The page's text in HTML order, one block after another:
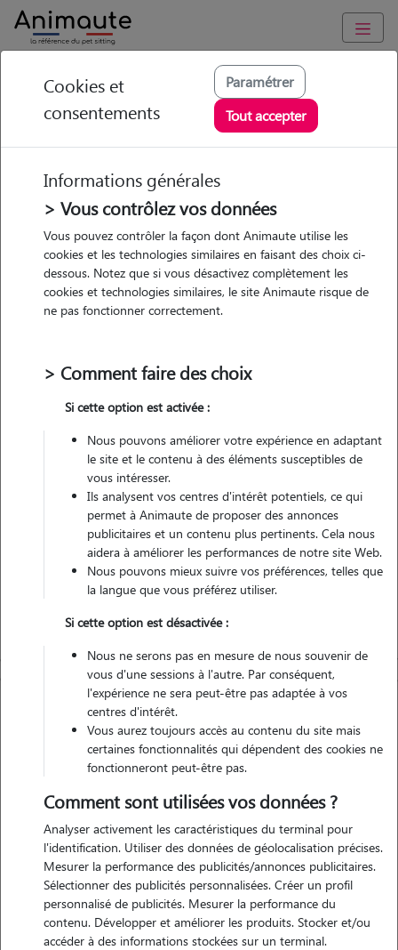
Animaute Nouvelle Aquitaine Haute-Vienne/Limoges
Doriane - Petsitter à
LIMOGES
• 21 ans
Non véhiculé
Contacter
L'envoi d'une demande est sans engagement
Motivation
depuis très jeune, je porte un fort intérêt aux animaux de compagnie.
j'ai toujours apprécié jouer avec eux et les câliner. aujourd'hui, je
souhaiterais pouvoir mettre cette passion au service de leur bien-
être. je garderais avec plaisir différents animaux, et ferais de mon
Cookies et
consentements
Paramétrer
Tout accepter
Informations générales
> Vous contrôlez vos données
Vous pouvez contrôler la façon dont Animaute utilise les
cookies et les technologies similaires en faisant des choix ci-
dessous. Notez que si vous désactivez complètement les
cookies et technologies similaires, le site Animaute risque de
ne pas fonctionner correctement.
> Comment faire des choix
Si cette option est activée :
Nous pouvons améliorer votre expérience en adaptant
le site et le contenu à des éléments susceptibles de
vous intéresser.
Ils analysent vos centres d'intérêt potentiels, ce qui
permet à Animaute de proposer des annonces
publicitaires et un contenu plus pertinents. Cela nous
aidera à améliorer les performances de notre site Web.
Nous pouvons mieux suivre vos préférences, telles que
la langue que vous préférez utiliser.
Si cette option est désactivée :
Nous ne serons pas en mesure de nous souvenir de
vous d'une sessions à l'autre. Par conséquent,
l'expérience ne sera peut-être pas adaptée à vos
centres d'intérêt.
Vous aurez toujours accès au contenu du site mais
certaines fonctionnalités qui dépendent des cookies ne
fonctionneront peut-être pas.
Comment sont utilisées vos données ?
Analyser activement les caractéristiques du terminal pour
l'identification. Utiliser des données de géolocalisation précises.
Mesurer la performance des publicités/annonces publicitaires.
Sélectionner des publicités personnalisées. Créer un profil
personnalisé de publicités. Mesurer la performance du
contenu. Développer et améliorer les produits. Stocker et/ou
accéder à des informations stockées sur un terminal.